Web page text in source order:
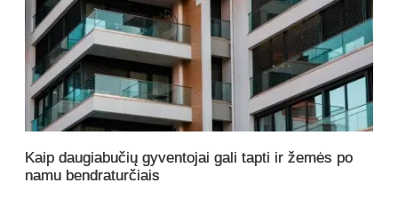
Kaip daugiabučių gyventojai gali tapti ir žemės po
namu bendraturčiais